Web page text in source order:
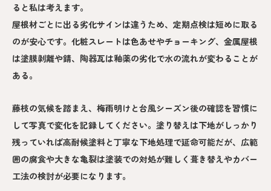
ると私は考えます。
屋根材ごとに出る劣化サインは違うため、定期点検は短めに取る
のが安心です。化粧スレートは色あせやチョーキング、金属屋根
は塗膜剥離や錆、陶器瓦は釉薬の劣化で水の流れが変わることが
ある。
藤枝の気候を踏まえ、梅雨明けと台風シーズン後の確認を習慣に
して写真で変化を記録してください。塗り替えは下地がしっかり
残っていれば高耐候塗料と丁寧な下地処理で延命可能だが、広範
囲の腐食や大きな亀裂は塗装での対処が難しく葺き替えやカバー
工法の検討が必要になります。